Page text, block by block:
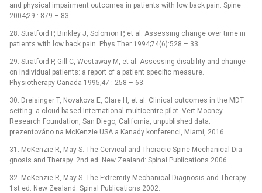
and physical impairment outcomes in patients with low back pain. Spine
2004;29 : 879 –⁠ 83.
28. Stratford P, Binkley J, Solomon P, et al. As­ses­s­ing change over time in
patients with low back pain. Phys Ther 1994;74(6):528 –⁠ 33.
29. Stratford P, Gill C, Westaway M, et al. As­ses­s­ing dis­ability and change
on individual patients: a report of a patient specific measure.
Physiotherapy Canada 1995;47 : 258 –⁠ 63.
30. Dreisinger T, Novakova E, Clare H, et al. Clinical outcomes in the MDT
setting: a cloud based International multicentre pilot. Vert Mooney
Research Foundation, San Diego, California, unpublished data;
prezentováno na McKenzie USA a Kanady konferenci, Miami, 2016.
31. McKenzie R, May S. The Cervical and Thoracic Spine-Mechanical Dia­
gnosis and Therapy. 2nd ed. New Zealand: Spinal Publications 2006.
32. McKenzie R, May S. The Extremity-Mechanical Dia­g­nosis and Therapy.
1st ed. New Zealand: Spinal Publications 2002.